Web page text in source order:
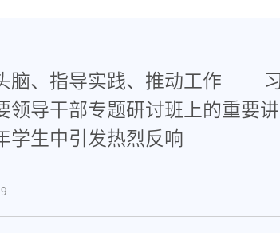
脑、指导实践、推动工作 ——
领导干部专题研讨班上的重要
学生中引发热烈反响